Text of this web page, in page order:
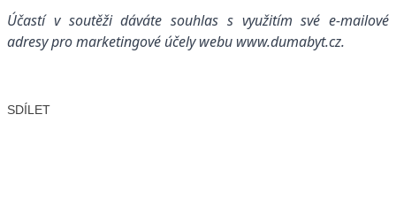
Účastí v soutěži dáváte souhlas s využitím své e-mailové
adresy pro marketingové účely webu www.dumabyt.cz.
SDÍLET